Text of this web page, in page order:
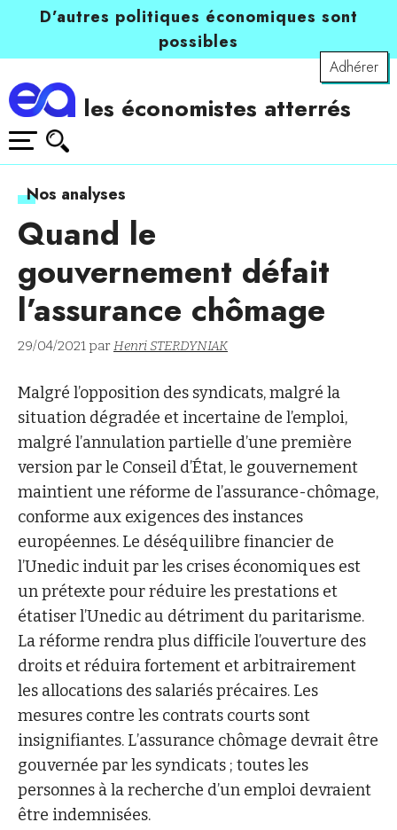
D’autres politiques économiques sont
possibles
Adhérer
les économistes atterrés
Nos analyses
Quand le
gouvernement défait
l’assurance chômage
29/04/2021 parHenri STERDYNIAK
Malgré l’opposition des syndicats, malgré la
situation dégradée et incertaine de l’emploi,
malgré l’annulation partielle d’une première
version par le Conseil d’État, le gouvernement
maintient une réforme de l’assurance-chômage,
conforme aux exigences des instances
européennes. Le déséquilibre financier de
l’Unedic induit par les crises économiques est
un prétexte pour réduire les prestations et
étatiser l’Unedic au détriment du paritarisme.
La réforme rendra plus difficile l’ouverture des
droits et réduira fortement et arbitrairement
les allocations des salariés précaires. Les
mesures contre les contrats courts sont
insignifiantes. L’assurance chômage devrait être
gouvernée par les syndicats ; toutes les
personnes à la recherche d’un emploi devraient
être indemnisées.